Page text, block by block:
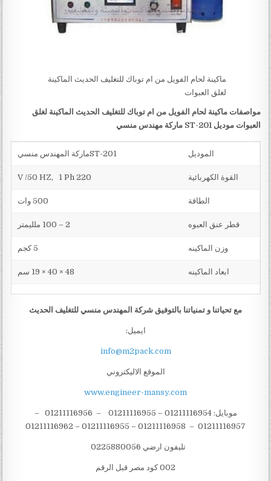
ماكينة لحام الفويل من ام توباك للتغليف الحديث الماكينة
لغلق العبوات
مواصفات ماكينة لحام الفويل من ام توباك للتغليف الحديث الماكينة لغلق
العبواتموديل201-ST ماركة مهندس منسي
الموديل 201-STماركة المهندس منسي
القوة الكهربائية 220 V /50 HZ, 1 Ph
الطاقة 500 وات
قطر عنق العبوه 2 – 100 ملليمتر
وزن الماكينه 5 كجم
ابعاد الماكينه 48 × 40 × 19 سم
مع تحياتنا و تمنياتنا بالتوفيق شركة المهندس منسي للتغليف الحديث
ايميل:
info@m2pack.com
الموقع الاليكتروني
www.engineer-mansy.com
موبايل: 01211116954 – 01211116955 – 01211116956 –
01211116957 – 01211116958 – 01211116955 – 01211116962
تليفون ارضي 0225880056
002 كود مصر قبل الرقم